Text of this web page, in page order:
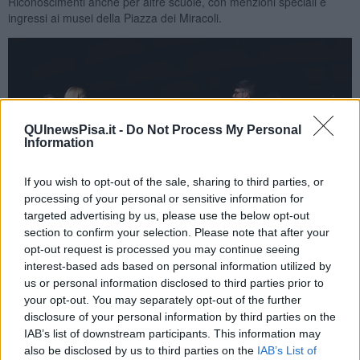
QUInewsPisa.it - Do Not Process My Personal
Information
If you wish to opt-out of the sale, sharing to third parties, or
processing of your personal or sensitive information for
targeted advertising by us, please use the below opt-out
section to confirm your selection. Please note that after your
opt-out request is processed you may continue seeing
interest-based ads based on personal information utilized by
us or personal information disclosed to third parties prior to
your opt-out. You may separately opt-out of the further
disclosure of your personal information by third parties on the
IAB’s list of downstream participants. This information may
also be disclosed by us to third parties on the IAB’s List of
ingressi ai musei della Piazza dei Miracoli.
Nel dettaglio, la classe 3 Cdell’Istituto comprensivo Strenta
Tongiorgi è stata premiata per il cortometraggio “Una goccia in
aula”, capace di affrontare in modo originale e coinvolgente il tema
dell’acqua come bene comune, mettendo in relazione spreco,
inquinamento e disuguaglianze con il concetto di ecologia integrale.